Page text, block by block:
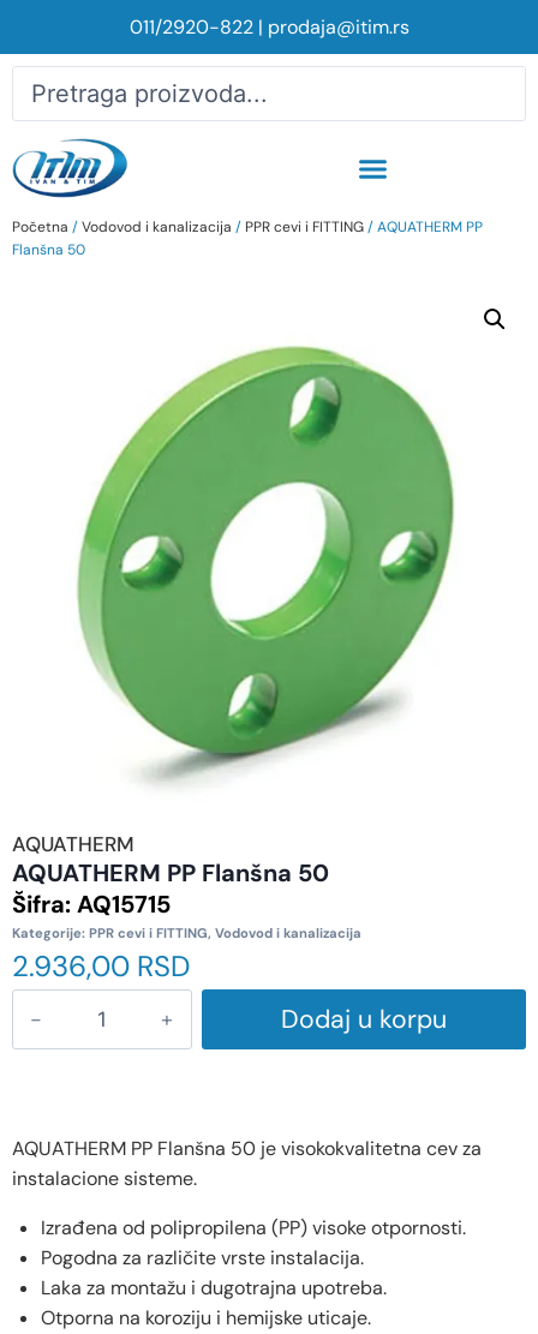
011/2920-822| prodaja@itim.rs
Početna /Vodovod i kanalizacija / PPR cevi i FITTING/ AQUATHERM PP
Flanšna 50
AQUATHERM
AQUATHERM PP Flanšna 50
Šifra:AQ15715
Kategorije: PPR cevi i FITTING, Vodovod i kanalizacija
2.936,00 RSD
Dodaj u korpu
AQUATHERM PP Flanšna 50 je visokokvalitetna cev za
instalacione sisteme.
Izrađena od polipropilena (PP) visoke otpornosti.
Pogodna za različite vrste instalacija.
Laka za montažu i dugotrajna upotreba.
Otporna na koroziju i hemijske uticaje.